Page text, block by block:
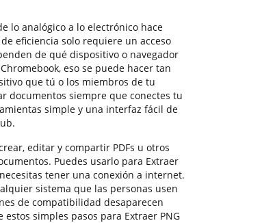
lo analógico a lo electrónico hace
eficiencia solo requiere un acceso
de qué dispositivo o navegador
eso se puede hacer tan
que tú o los miembros de tu
documentos siempre que conectes tu
simple y una interfaz fácil de
editar y compartir PDFs u otros
Puedes usarlo para Extraer
tener una conexión a internet.
sistema que las personas usen
de compatibilidad desaparecen
simples pasos para Extraer PNG